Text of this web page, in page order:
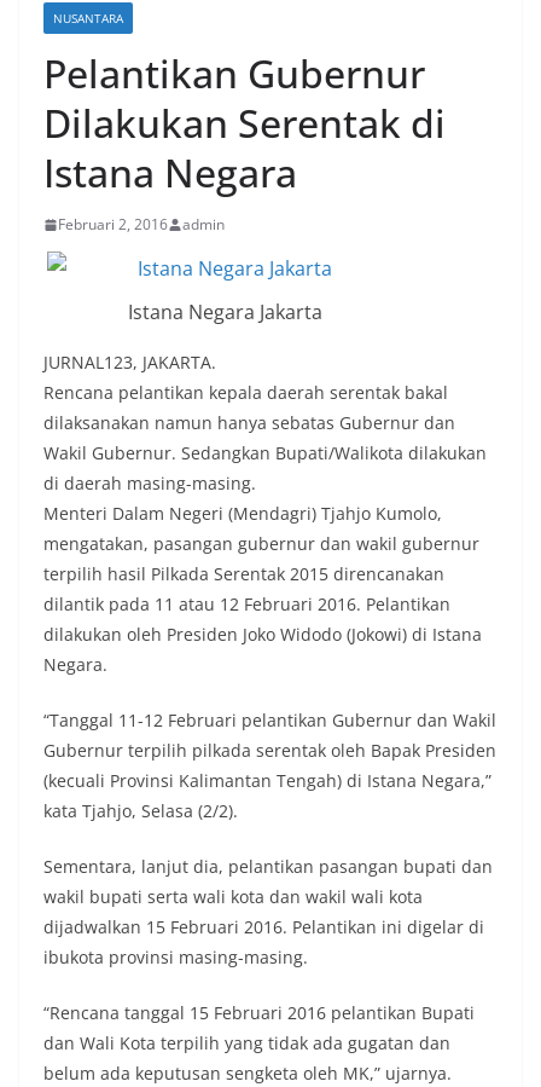
NUSANTARA
Pelantikan Gubernur
Dilakukan Serentak di
Istana Negara
Februari 2, 2016 admin
Istana Negara Jakarta
JURNAL123, JAKARTA.
Rencana pelantikan kepala daerah serentak bakal
dilaksanakan namun hanya sebatas Gubernur dan
Wakil Gubernur. Sedangkan Bupati/Walikota dilakukan
di daerah masing-masing.
Menteri Dalam Negeri (Mendagri) Tjahjo Kumolo,
mengatakan, pasangan gubernur dan wakil gubernur
terpilih hasil Pilkada Serentak 2015 direncanakan
dilantik pada 11 atau 12 Februari 2016. Pelantikan
dilakukan oleh Presiden Joko Widodo (Jokowi) di Istana
Negara.
“Tanggal 11-12 Februari pelantikan Gubernur dan Wakil
Gubernur terpilih pilkada serentak oleh Bapak Presiden
(kecuali Provinsi Kalimantan Tengah) di Istana Negara,”
kata Tjahjo, Selasa (2/2).
Sementara, lanjut dia, pelantikan pasangan bupati dan
wakil bupati serta wali kota dan wakil wali kota
dijadwalkan 15 Februari 2016. Pelantikan ini digelar di
ibukota provinsi masing-masing.
“Rencana tanggal 15 Februari 2016 pelantikan Bupati
dan Wali Kota terpilih yang tidak ada gugatan dan
belum ada keputusan sengketa oleh MK,” ujarnya.